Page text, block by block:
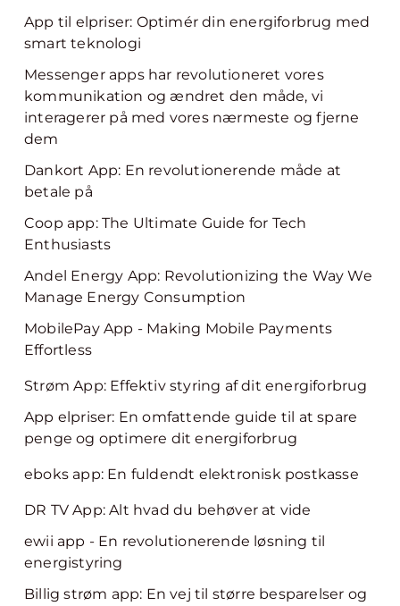
App til elpriser: Optimér din energiforbrug med
smart teknologi
Messenger apps har revolutioneret vores
kommunikation og ændret den måde, vi
interagerer på med vores nærmeste og fjerne
dem
Dankort App: En revolutionerende måde at
betale på
Coop app: The Ultimate Guide for Tech
Enthusiasts
Andel Energy App: Revolutionizing the Way We
Manage Energy Consumption
MobilePay App - Making Mobile Payments
Effortless
Strøm App: Effektiv styring af dit energiforbrug
App elpriser: En omfattende guide til at spare
penge og optimere dit energiforbrug
eboks app: En fuldendt elektronisk postkasse
DR TV App: Alt hvad du behøver at vide
ewii app - En revolutionerende løsning til
energistyring
Billig strøm app: En vej til større besparelser og